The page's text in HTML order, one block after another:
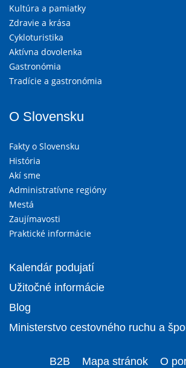
Kultúra a pamiatky
Zdravie a krása
Cykloturistika
Aktívna dovolenka
Gastronómia
Tradície a gastronómia
O Slovensku
Fakty o Slovensku
História
Akí sme
Administratívne regióny
Mestá
Zaujímavosti
Praktické informácie
Kalendár podujatí
Užitočné informácie
Blog
Ministerstvo cestovného ruchu a
B2B Mapa stránok O